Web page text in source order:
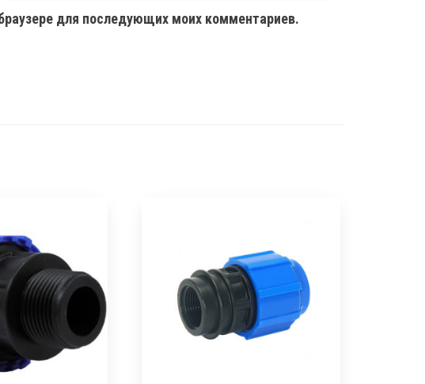
для последующих моих комментариев.